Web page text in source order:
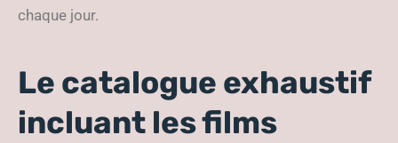
chaque jour.
Le catalogue exhaustif
incluant les films